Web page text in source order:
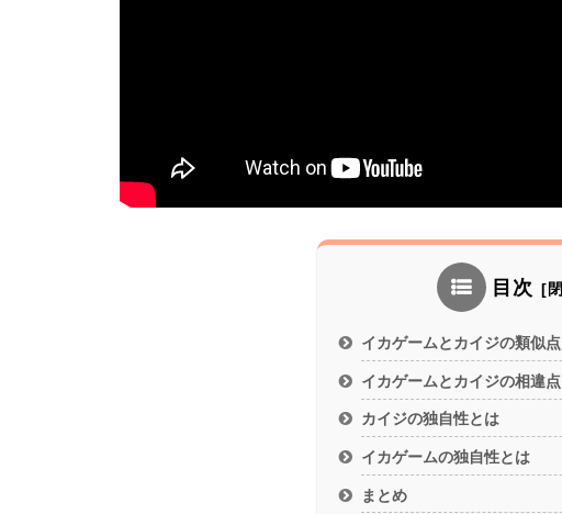
目次
イカゲームとカイジの類似点
イカゲームとカイジの相違点
カイジの独自性とは
イカゲームの独自性とは
まとめ